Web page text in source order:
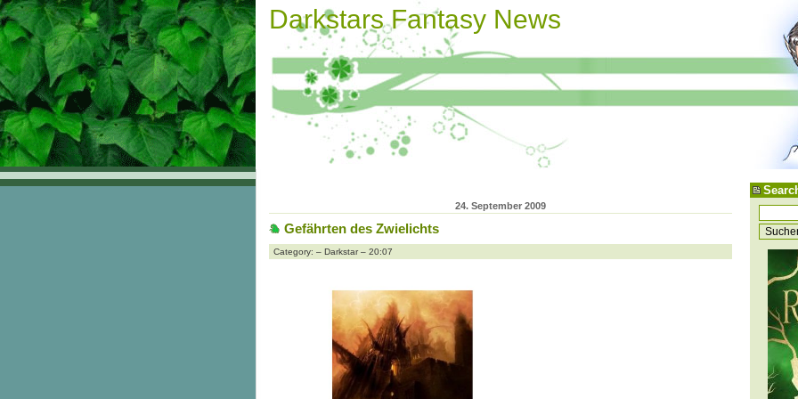
Darkstars Fantasy News
24. September 2009
Gefährten des Zwielichts
Category: – Darkstar – 20:07